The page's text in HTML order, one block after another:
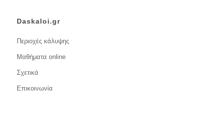
Daskaloi.gr
Περιοχές κάλυψης
Μαθήματα online
Σχετικά
Επικοινωνία